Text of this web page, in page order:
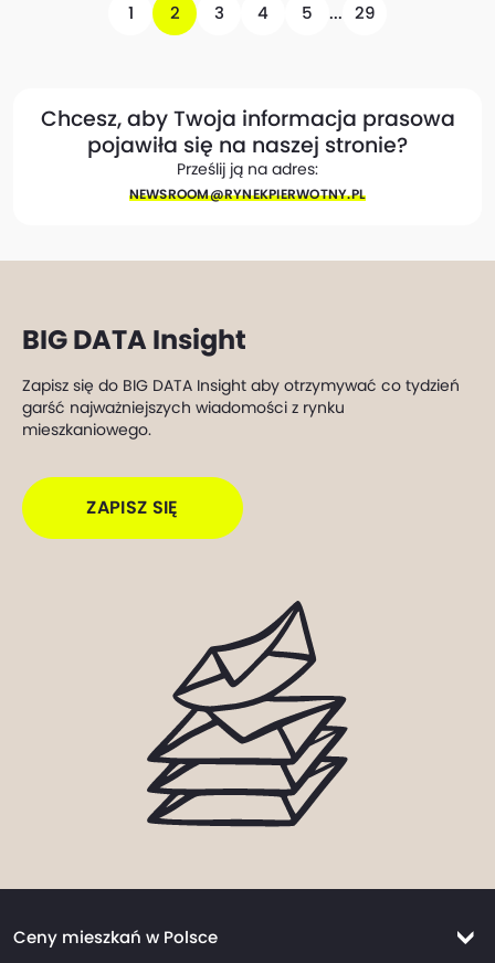
1 2 3 4 5 ... 29
Chcesz, aby Twoja informacja prasowa
pojawiła się na naszej stronie?
Prześlij ją na adres:
NEWSROOM@​RYNEKPIERWOTNY.PL
BIG DATA Insight
Zapisz się do BIG DATA Insight aby otrzymywać co tydzień
garść najważniejszych wiadomości z rynku
mieszkaniowego.
ZAPISZ SIĘ
Ceny mieszkań w Polsce